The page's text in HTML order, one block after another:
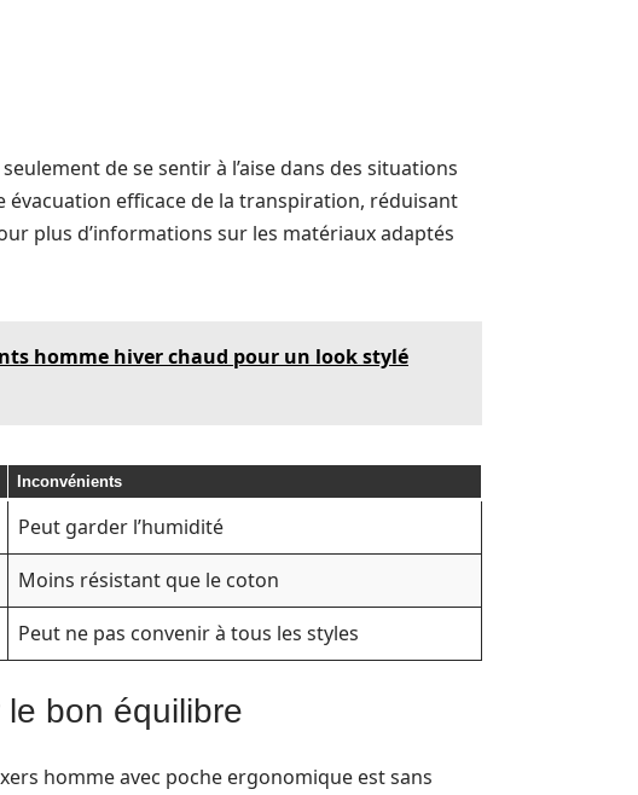
de se sentir à l’aise dans des situations
efficace de la transpiration, réduisant
plus d’informations sur les matériaux adaptés
homme hiver chaud pour un look stylé
Inconvénients
Peut garder l’humidité
Moins résistant que le coton
Peut ne pas convenir à tous les styles
bon équilibre
homme avec poche ergonomique est sans